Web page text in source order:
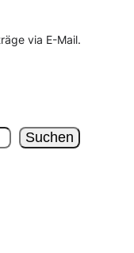
via E-Mail.
Suchen